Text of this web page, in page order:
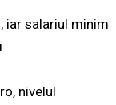
iar salariul minim
nivelul